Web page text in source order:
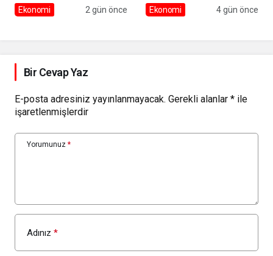
yüzde 28 artışla 5,8
Ekonomi 2 gün önce
Masaya Yatırıldı
Ekonomi 4 gün önce
Bir Cevap Yaz
E-posta adresiniz yayınlanmayacak. Gerekli alanlar * ile
işaretlenmişlerdir
Yorumunuz *
Adınız *